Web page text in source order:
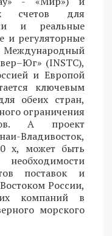
счетов для
и реальные
и регуляторные
Международный
(INSTC),
и Европой
ключевым
обеих стран,
ограничения
А проект
Владивосток,
х, может быть
поставок и
России,
компаний в
морского